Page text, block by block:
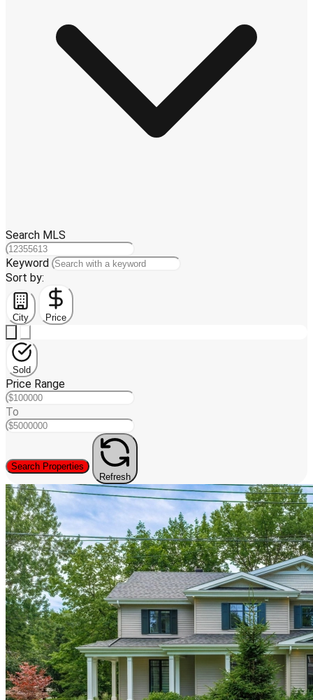
Search MLS
Keyword
Sort by:
City Price
Sold
Price Range
To
Search Properties
Refresh